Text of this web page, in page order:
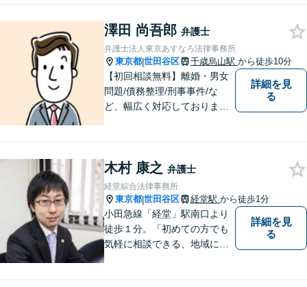
澤田 尚吾郎 弁護士
弁護士法人東京あすなろ法律事務所
東京都|世田谷区 千歳烏山駅 から徒歩10分
【初回相談無料】離婚・男女
問題/債務整理/刑事事件/な
ど、幅広く対応しておりま
した弁護活動を行います。
【電話相談可】
詳細を見
る
木村 康之 弁護士
経堂綜合法律事務所
東京都|世田谷区 経堂駅 から徒歩1分
小田急線「経堂」駅南口より
徒歩１分。「初めての方でも
気軽に相談できる、地域に根
詳細を見
る